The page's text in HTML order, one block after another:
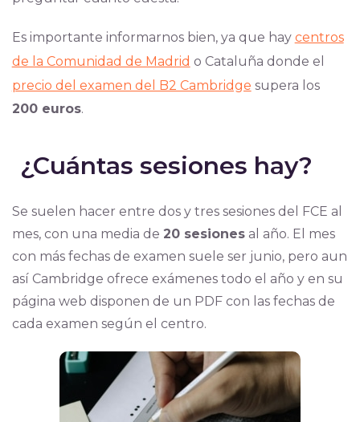
Es importante informarnos bien, ya que hay centros
de la Comunidad de Madrid o Cataluña donde el
precio del examen del B2 Cambridge supera los
200 euros.
¿Cuántas sesiones hay?
Se suelen hacer entre dos y tres sesiones del FCE al
mes, con una media de 20 sesionesal año. El mes
con más fechas de examen suele ser junio, pero aun
así Cambridge ofrece exámenes todo el año y en su
página web disponen de un PDF con las fechas de
cada examen según el centro.